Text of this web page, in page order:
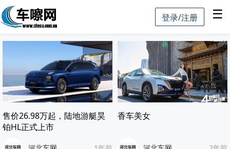
登录/注册 ☰
售价26.98万起，陆地游艇昊
铂HL正式上市
香车美女